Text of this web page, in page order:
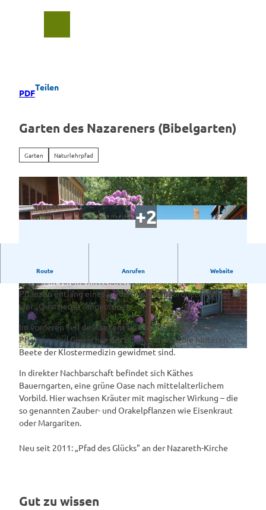
PDF
Teilen
Garten des Nazareners (Bibelgarten)
Garten Naturlehrpfad
©CC-BY-SA
© CC-BY-SA ©CC-BY-SA
Route Anrufen Website
Bibelgarten direkt an der ev.-luth. Nazareth Kirche
Nach dem Vorbild mittelalterlicher Klostergärten sind die
Pflanzen entlang eines kreuzförmig angeordneten Weges in
vier „Quartieren“ angeordnet.
Im vorderen Teil des Gartens finden sich symbolische
Pflanzen und Gewächse der Bibel, während die hinteren
Beete der Klostermedizin gewidmet sind.
In direkter Nachbarschaft befindet sich Käthes
Bauerngarten, eine grüne Oase nach mittelalterlichem
Vorbild. Hier wachsen Kräuter mit magischer Wirkung – die
so genannten Zauber- und Orakelpflanzen wie Eisenkraut
oder Margariten.
Neu seit 2011: „Pfad des Glücks" an der Nazareth-Kirche
Gut zu wissen